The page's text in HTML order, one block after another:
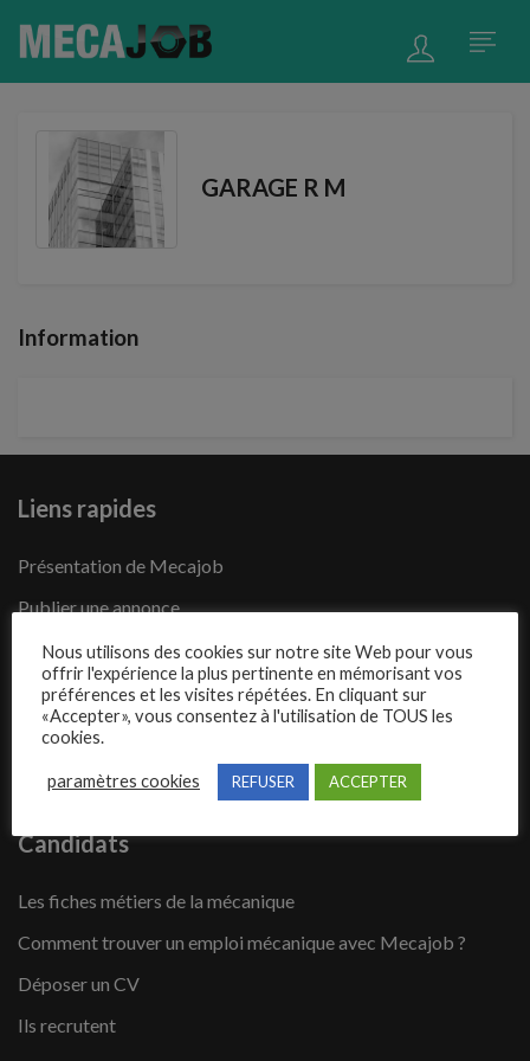
GARAGE R M
Information
Liens rapides
Présentation de Mecajob
Publier une annonce
Offres d’emploi
Questions fréquentes
Blog
Contact
Candidats
Les fiches métiers de la mécanique
Comment trouver un emploi mécanique avec Mecajob ?
Déposer un CV
Ils recrutent
Nous utilisons des cookies sur notre site Web pour vous
offrir l'expérience la plus pertinente en mémorisant vos
préférences et les visites répétées. En cliquant sur
«Accepter», vous consentez à l'utilisation de TOUS les
cookies.
paramètres cookies REFUSER ACCEPTER